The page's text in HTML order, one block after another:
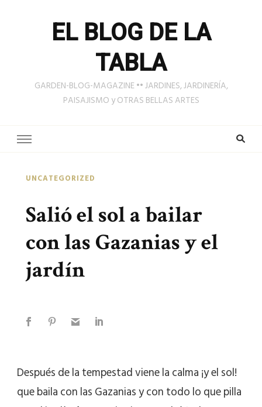
EL BLOG DE LA
TABLA
GARDEN-BLOG-MAGAZINE •• JARDINES, JARDINERÍA,
PAISAJISMO y OTRAS BELLAS ARTES
UNCATEGORIZED
Salió el sol a bailar
con las Gazanias y el
jardín
Después de la tempestad viene la calma ¡y el sol!
que baila con las Gazanias y con todo lo que pilla